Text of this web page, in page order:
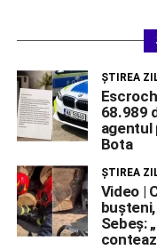
ŞTIREA
68.989
agentul
Bota
ŞTIREA
Video |
Sebeș: